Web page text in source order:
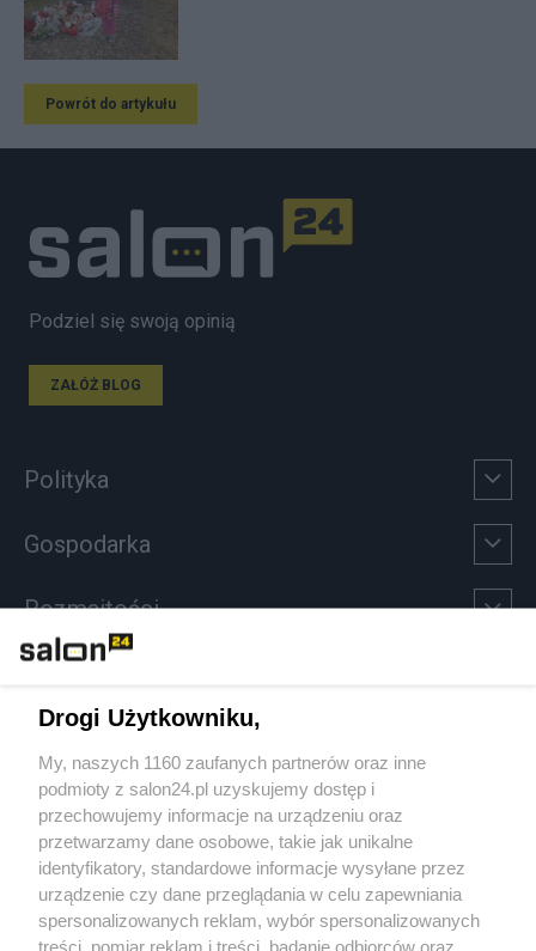
Powrót do artykułu
Podziel się swoją opinią
ZAŁÓŻ BLOG
Polityka
Gospodarka
Rozmaitości
Sport
Społeczeństwo
Kultura
Drogi Użytkowniku,
My, naszych 1160 zaufanych partnerów oraz inne
podmioty z salon24.pl uzyskujemy dostęp i
przechowujemy informacje na urządzeniu oraz
przetwarzamy dane osobowe, takie jak unikalne
identyfikatory, standardowe informacje wysyłane przez
urządzenie czy dane przeglądania w celu zapewniania
spersonalizowanych reklam, wybór spersonalizowanych
treści, pomiar reklam i treści, badanie odbiorców oraz